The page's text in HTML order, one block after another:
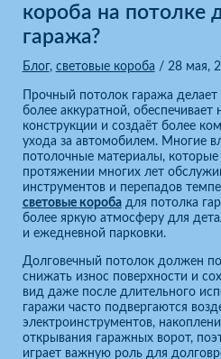
короба на потолке
гаража?
Блог, световые короба / 28 мая,
Прочный потолок гаража
более аккуратной,
конструкции и создаёт более
ухода за автомобилем. Многие
потолочные материалы,
протяжении многих лет
инструментов и перепадов
световые коробадля потолка
более яркую атмосферу для
и ежедневной парковки.
Долговечный потолок должен
снижать износ поверхности и
вид даже после длительного
гаражи часто подвергаются
электроинструментов,
открывания гаражных ворот,
играет важную роль для